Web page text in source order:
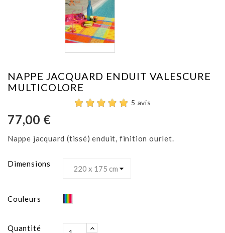
NAPPE JACQUARD ENDUIT VALESCURE
MULTICOLORE
5 avis
77,00 €
Nappe jacquard (tissé) enduit, finition ourlet.
Dimensions
Couleurs Multicolore
Quantité